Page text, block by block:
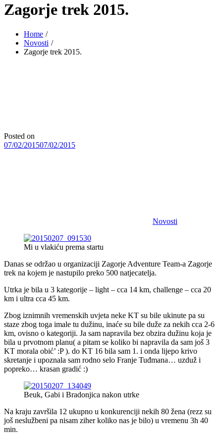
Zagorje trek 2015.
Home
Novosti
Zagorje trek 2015.
Posted on
07/02/201507/02/2015
Novosti
Mi u vlakiću prema startu
Danas se održao u organizaciji Zagorje Adventure Team-a Zagorje
trek na kojem je nastupilo preko 500 natjecatelja.
Utrka je bila u 3 kategorije – light – cca 14 km, challenge – cca 20
km i ultra cca 45 km.
Zbog iznimnih vremenskih uvjeta neke KT su bile ukinute pa su
staze zbog toga imale tu dužinu, inaće su bile duže za nekih cca 2-6
km, ovisno o kategoriji. Ja sam napravila bez obzira dužinu koja je
bila u prvotnom planu( a pitam se koliko bi napravila da sam još 3
KT morala obić’ :P ). do KT 16 bila sam 1. i onda lijepo krivo
skretanje i upoznala sam rodno selo Franje Tuđmana… uzduž i
popreko… krasan gradić :)
Beuk, Gabi i Bradonjica nakon utrke
Na kraju završila 12 ukupno u konkurenciji nekih 80 žena (rezz su
još neslužbeni pa nisam ziher koliko nas je bilo) u vremenu 3h 40
min.